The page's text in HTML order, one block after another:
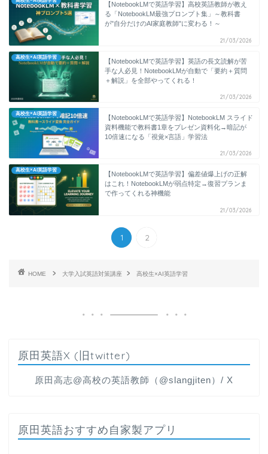
【NotebookLMで英語学習】高校英語教師が教え
る「NotebookLM最強プロンプト集」～教科書
が"自分だけのAI家庭教師"に変わる！～
21/03/2026
高校生×AI英語学習
【NotebookLMで英語学習】英語の長文読解が苦
手な人必見！NotebookLMが自動で「要約＋質問
＋解説」を全部やってくれる！
21/03/2026
高校生×AI英語学習
【NotebookLMで英語学習】NotebookLM スライド
資料機能で教科書1章をプレゼン資料化→暗記が
10倍速になる「視覚×言語」学習法
21/03/2026
高校生×AI英語学習
【NotebookLMで英語学習】偏差値爆上げの正解
はこれ！NotebookLMが弱点特定→復習プランま
で作ってくれる神機能
21/03/2026
1 2
HOME 大学入試英語対策講座 高校生×AI英語学習
原田英語X (旧twitter)
原田高志@高校の英語教師（@slangjiten）/ X
原田英語おすすめ自家製アプリ